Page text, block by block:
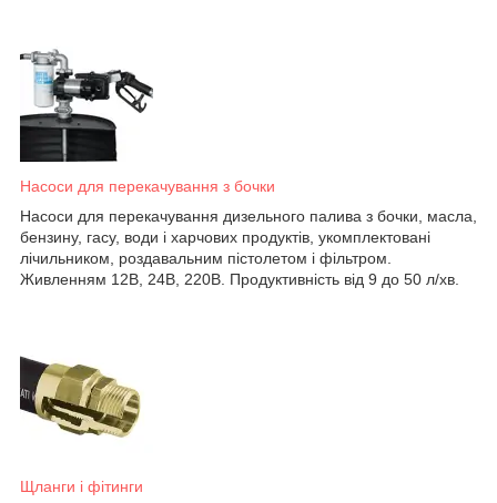
Насоси для перекачування з бочки
Насоси для перекачування дизельного палива з бочки, масла,
бензину, гасу, води і харчових продуктів, укомплектовані
лічильником, роздавальним пістолетом і фільтром.
Живленням 12В, 24В, 220В. Продуктивність від 9 до 50 л/хв.
Щланги і фітинги